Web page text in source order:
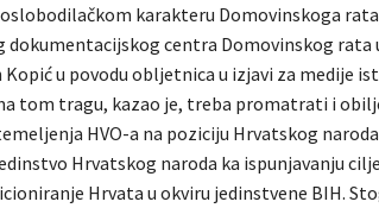
karakteru Domovinskoga
dokumentacijskog centra Domovinskog rata
u povodu obljetnica u izjavi za medije
tom tragu, kazao je, treba promatrati i
HVO-a na poziciju Hrvatskog naroda
Hrvatskog naroda ka ispunjavanju
Hrvata u okviru jedinstvene BIH.